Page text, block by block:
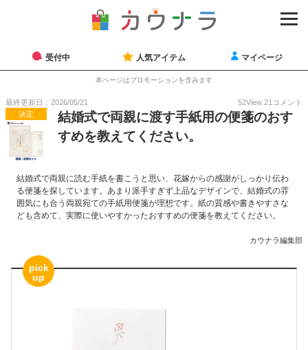
受付中 人気アイテム マイページ
本ページはプロモーションを含みます
最終更新日：2026/05/21 52View 21 コメント
決定
結婚式で両親に渡す手紙用の便箋のおす
すめを教えてください。
結婚式で両親に読む手紙を書こうと思い、花嫁からの感謝がしっかり伝わ
る便箋を探しています。あまり派手すぎず上品なデザインで、結婚式の雰
囲気にも合う両親宛ての手紙用便箋が理想です。紙の質感や書きやすさな
ども含めて、実際に使いやすかったおすすめの便箋を教えてください。
カウナラ編集部
pick
up